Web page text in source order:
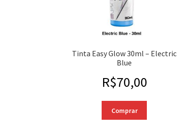
Tinta Easy Glow 30ml – Electric
Blue
R$70,00
Comprar